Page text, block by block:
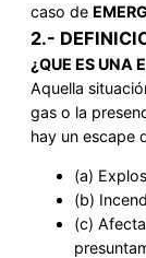
caso de
2.-
¿QUE ES UNA
Aquella
gas o la
hay un escape
(a)
(b)
(c)